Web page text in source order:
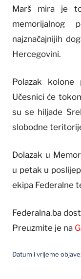
Marš mira je
najznačajnijih
Hercegovini.
Polazak
Učesnici će
su se hiljade
slobodne
Dolazak u
u petak u
ekipa Federalne
Federalna.ba
Preuzmite je na
Datum i vrijeme